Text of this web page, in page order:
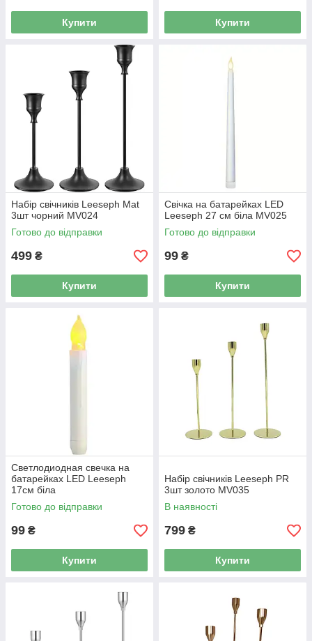
Купити Купити
Набір свічників Leeseph Mat
3шт чорний MV024
Готово до відправки
499 ₴
Купити
Свічка на батарейках LED
Leeseph 27 см біла MV025
Готово до відправки
99 ₴
Купити
Светлодиодная свечка на
батарейках LED Leeseph
17см біла
Готово до відправки
99 ₴
Купити
Набір свічників Leeseph PR
3шт золото MV035
В наявності
799 ₴
Купити